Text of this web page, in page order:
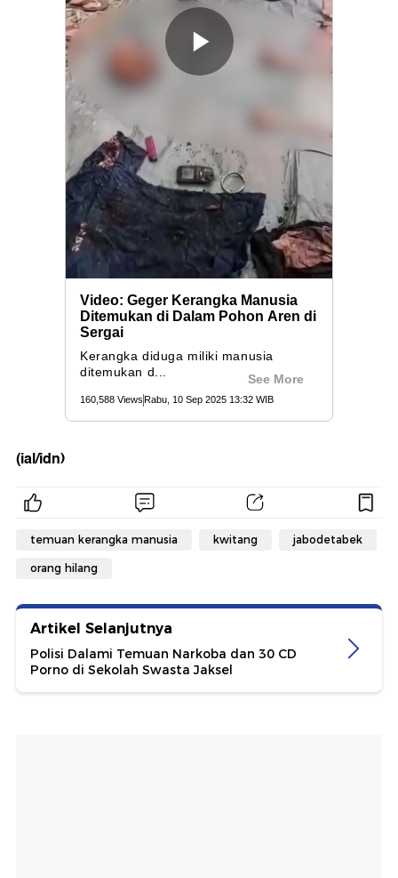
(ial/idn)
temuan kerangka manusia kwitang jabodetabek
orang hilang
Artikel Selanjutnya
Polisi Dalami Temuan Narkoba dan 30 CD
Porno di Sekolah Swasta Jaksel